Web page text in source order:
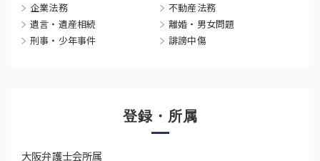
企業法務
不動産法務
遺言・遺産相続
離婚・男女問題
刑事・少年事件
誹謗中傷
登録・所属
大阪弁護士会所属